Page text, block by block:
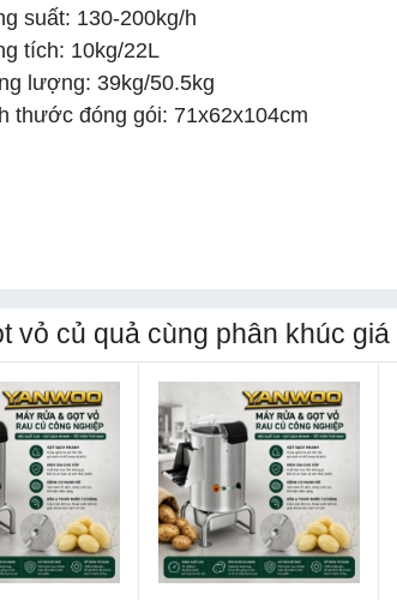
suất: 130-200kg/h
tích: 10kg/22L
lượng: 39kg/50.5kg
thước đóng gói: 71x62x104cm
vỏ củ quả cùng phân khúc giá